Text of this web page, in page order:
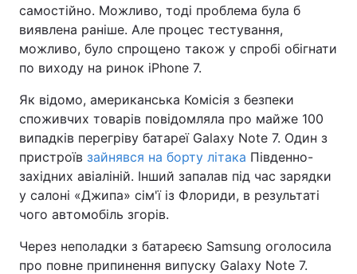
самостійно. Можливо, тоді проблема була б
виявлена раніше. Але процес тестування,
можливо, було спрощено також у спробі обігнати
по виходу на ринок iPhone 7.
Як відомо, американська Комісія з безпеки
споживчих товарів повідомляла про майже 100
випадків перегріву батареї Galaxy Note 7. Один з
пристроїв зайнявся на борту літака Південно-
західних авіаліній. Інший запалав під час зарядки
у салоні «Джипа» сім'ї із Флориди, в результаті
чого автомобіль згорів.
Через неполадки з батареєю Samsung оголосила
про повне припинення випуску Galaxy Note 7.